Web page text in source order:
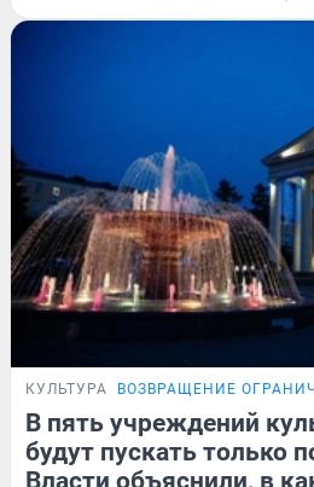
КУЛЬТУРА ВОЗВРАЩЕНИЕ
В пять учреждений
будут пускать только
Власти объяснили, в